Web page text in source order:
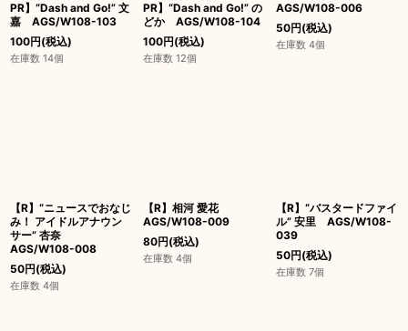
PR】“Dash and Go!” 文
嘉 AGS/W108-103
100円(税込)
在庫数 14個
PR】“Dash and Go!” の
どか AGS/W108-104
100円(税込)
在庫数 12個
AGS/W108-006
50円(税込)
在庫数 4個
【R】“ニュースでおなじ
み！ アイドルアナウン
サー” 杏奈
AGS/W108-008
50円(税込)
在庫数 4個
【R】相河 愛花
AGS/W108-009
80円(税込)
在庫数 4個
【R】“バスタードファイ
ル” 安里 AGS/W108-
039
50円(税込)
在庫数 7個